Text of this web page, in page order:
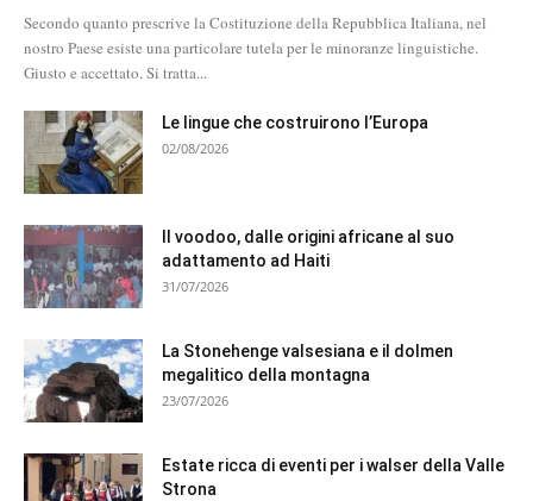
Secondo quanto prescrive la Costituzione della Repubblica Italiana, nel
nostro Paese esiste una particolare tutela per le minoranze linguistiche.
Giusto e accettato. Si tratta...
Le lingue che costruirono l’Europa
02/08/2026
Il voodoo, dalle origini africane al suo
adattamento ad Haiti
31/07/2026
La Stonehenge valsesiana e il dolmen
megalitico della montagna
23/07/2026
Estate ricca di eventi per i walser della Valle
Strona